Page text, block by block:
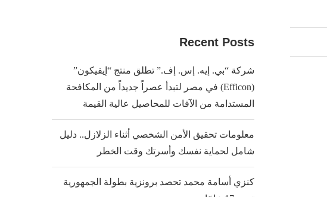
Recent Posts
شركة “بي. إيه. إس. إف.” تطلق منتج “إيفيكون”
(Efficon) في مصر لتبدأ عصراً جديداً من المكافحة
المستدامة من الآفات للمحاصيل عالية القيمة
معلومات تحقيق الأمن الشخصي أثناء الزلازل.. دليل
شامل لحماية نفسك وأسرتك وقت الخطر
كنزي أسامة محمد تحصد برونزية بطولة الجمهورية